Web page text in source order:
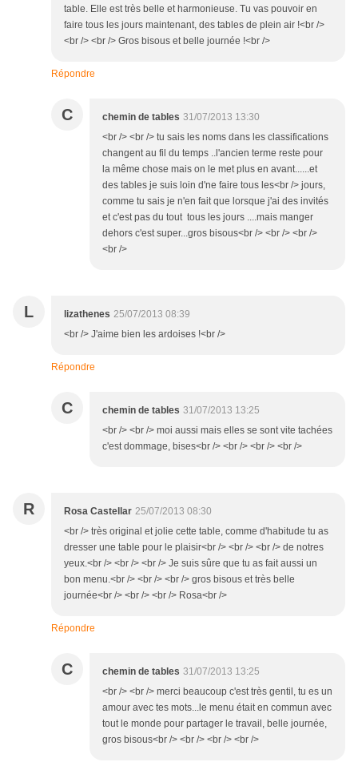
table. Elle est très belle et harmonieuse. Tu vas pouvoir en
faire tous les jours maintenant, des tables de plein air !<br />
<br /> <br /> Gros bisous et belle journée !<br />
Répondre
C chemin de tables 31/07/2013 13:30
<br /> <br /> tu sais les noms dans les classifications
changent au fil du temps ..l'ancien terme reste pour
la même chose mais on le met plus en avant......et
des tables je suis loin d'ne faire tous les<br /> jours,
comme tu sais je n'en fait que lorsque j'ai des invités
et c'est pas du tout tous les jours ....mais manger
dehors c'est super...gros bisous<br /> <br /> <br />
<br />
L lizathenes 25/07/2013 08:39
<br /> J'aime bien les ardoises !<br />
Répondre
C chemin de tables 31/07/2013 13:25
<br /> <br /> moi aussi mais elles se sont vite tachées
c'est dommage, bises<br /> <br /> <br /> <br />
R Rosa Castellar 25/07/2013 08:30
<br /> très original et jolie cette table, comme d'habitude tu as
dresser une table pour le plaisir<br /> <br /> <br /> de notres
yeux.<br /> <br /> <br /> Je suis sûre que tu as fait aussi un
bon menu.<br /> <br /> <br /> gros bisous et très belle
journée<br /> <br /> <br /> Rosa<br />
Répondre
C chemin de tables 31/07/2013 13:25
<br /> <br /> merci beaucoup c'est très gentil, tu es un
amour avec tes mots...le menu était en commun avec
tout le monde pour partager le travail, belle journée,
gros bisous<br /> <br /> <br /> <br />